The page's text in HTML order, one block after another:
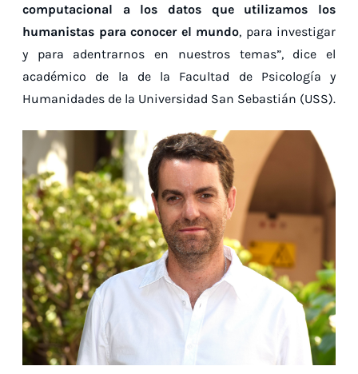
computacional a los datos que utilizamos los
humanistas para conocer el mundo, para investigar
y para adentrarnos en nuestros temas”, dice el
académico de la de la Facultad de Psicología y
Humanidades de la Universidad San Sebastián (USS).